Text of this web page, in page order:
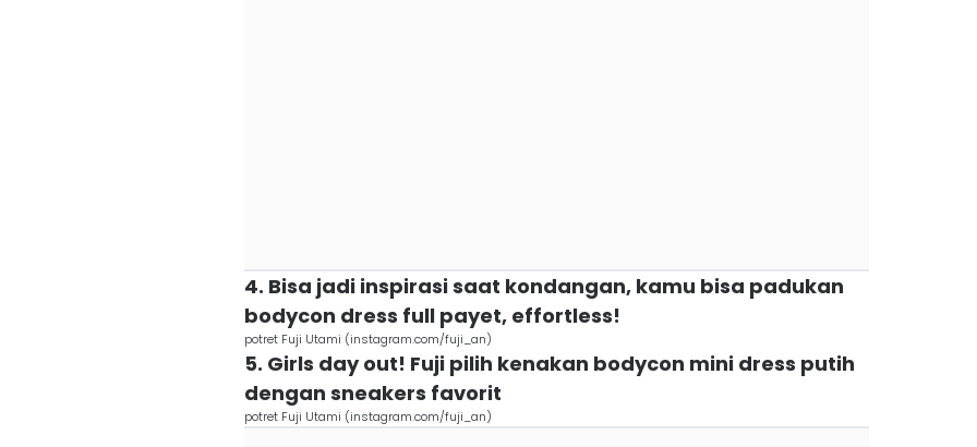
4. Bisa jadi inspirasi saat kondangan, kamu bisa padukan
bodycon dress full payet, effortless!
potret Fuji Utami (instagram.com/fuji_an)
5. Girls day out! Fuji pilih kenakan bodycon mini dress putih
dengan sneakers favorit
potret Fuji Utami (instagram.com/fuji_an)